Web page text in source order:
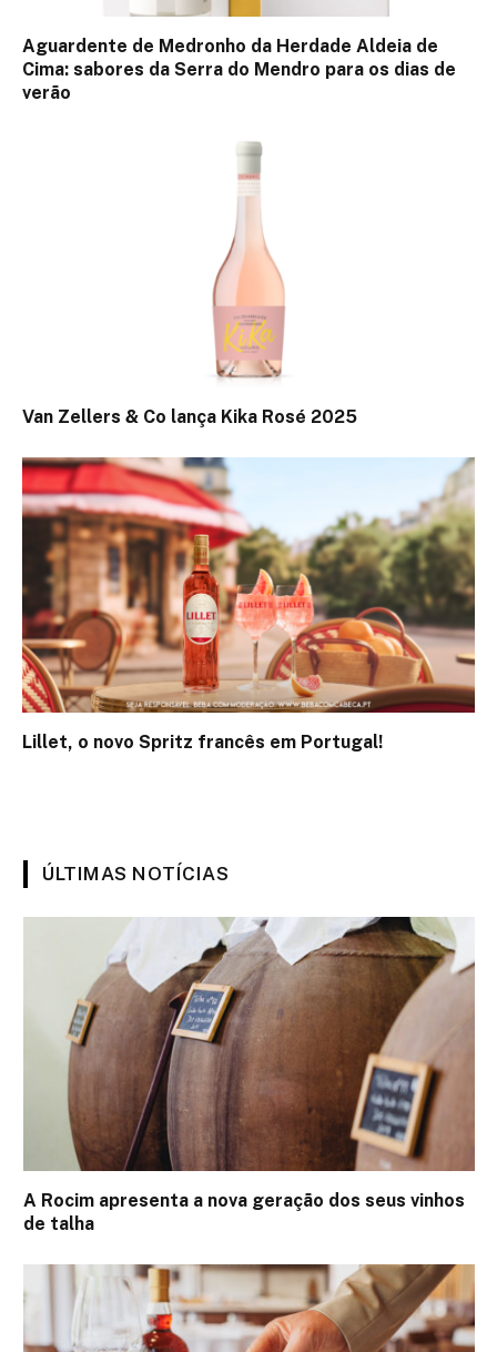
Aguardente de Medronho da Herdade Aldeia de
Cima: sabores da Serra do Mendro para os dias de
verão
Van Zellers & Co lança Kika Rosé 2025
Lillet, o novo Spritz francês em Portugal!
ÚLTIMAS NOTÍCIAS
A Rocim apresenta a nova geração dos seus vinhos
de talha